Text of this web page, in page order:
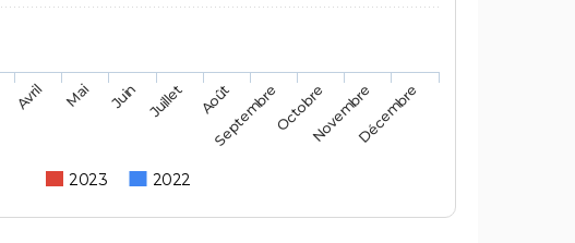
2023 2022
Avril Mai Juin Juillet Août
SeptembreOctobreNovembreDécembre